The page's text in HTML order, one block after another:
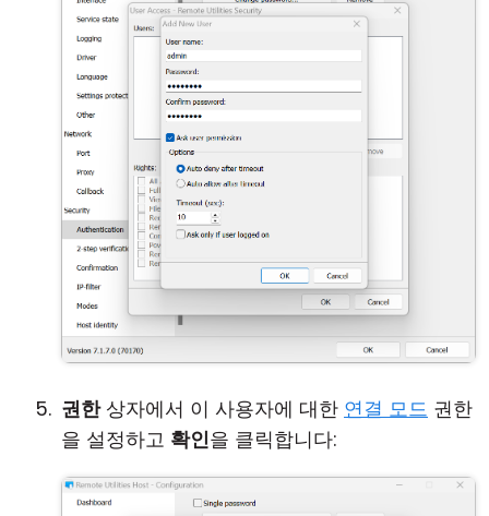
권한상자에서 이 사용자에 대한 연결 모드 권한
을 설정하고 확인을 클릭합니다: